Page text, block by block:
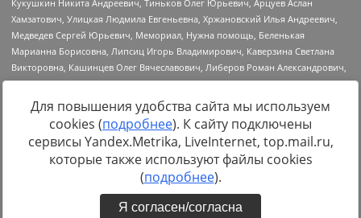
https://minjust.gov.ru/uploaded/files/reestr-
inostrannyih-agentov-22-03-2024.pdfданные на22.03.2024
Для повышения удобства сайта мы используем
cookies (подробнее). К сайту подключены
сервисы Yandex.Metrika, LiveInternet, top.mail.ru,
которые также используют файлы cookies
(подробнее).
Я согласен/согласна